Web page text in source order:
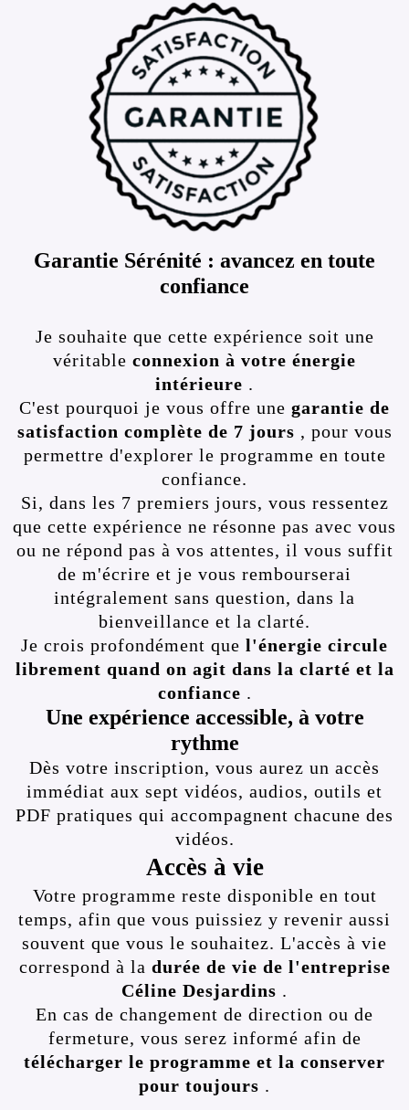
Garantie Sérénité : avancez en toute
confiance
Je souhaite que cette expérience soit une
véritable connexion à votre énergie
intérieure .
C'est pourquoi je vous offre une garantie de
satisfaction complète de 7 jours , pour vous
permettre d'explorer le programme en toute
confiance.
Si, dans les 7 premiers jours, vous ressentez
que cette expérience ne résonne pas avec vous
ou ne répond pas à vos attentes, il vous suffit
de m'écrire et je vous rembourserai
intégralement sans question, dans la
bienveillance et la clarté.
Je crois profondément que l'énergie circule
librement quand on agit dans la clarté et la
confiance .
Une expérience accessible, à votre
rythme
Dès votre inscription, vous aurez un accès
immédiat aux sept vidéos, audios, outils et
PDF pratiques qui accompagnent chacune des
vidéos.
Accès à vie
Votre programme reste disponible en tout
temps, afin que vous puissiez y revenir aussi
souvent que vous le souhaitez. L'accès à vie
correspond à la durée de vie de l'entreprise
Céline Desjardins .
En cas de changement de direction ou de
fermeture, vous serez informé afin de
télécharger le programme et la conserver
pour toujours .